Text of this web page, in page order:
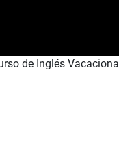
de Inglés Vacacional